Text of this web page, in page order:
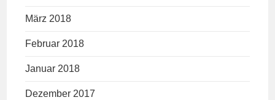
März 2018
Februar 2018
Januar 2018
Dezember 2017